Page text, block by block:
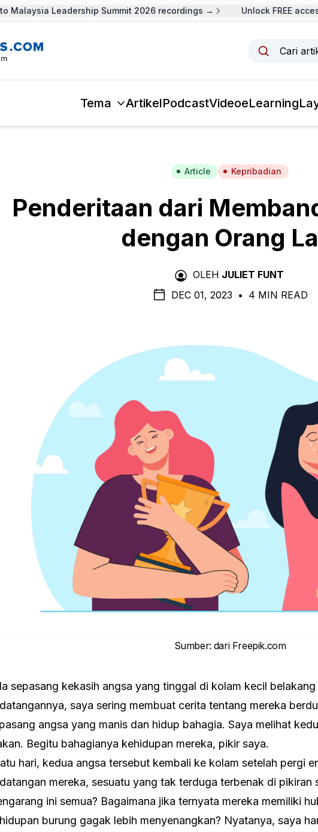
Malaysia Leadership Summit 2026 recordings → Unlock FREE
Cari
Tema ArtikelPodcastVideoeLearning
Article Kepribadian
Penderitaan dari
dengan Orang
OLEH JULIET FUNT
DEC 01, 2023 • 4 MIN READ
Sumber: dari Freepik.com
sepasang kekasih angsa yang tinggal di kolam kecil belakang
saya sering membuat cerita tentang mereka
angsa yang manis dan hidup bahagia. Saya melihat
Begitu bahagianya kehidupan mereka, pikir saya.
hari, kedua angsa tersebut kembali ke kolam setelah pergi
mereka, sesuatu yang tak terduga terbenak di pikiran
ini semua? Bagaimana jika ternyata mereka memiliki
burung gagak lebih menyenangkan? Nyatanya, saya